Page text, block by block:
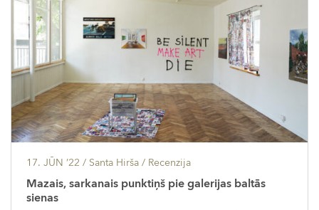
17. JŪN ’22 / Santa Hirša / Recenzija
Mazais, sarkanais punktiņš pie galerijas baltās
sienas